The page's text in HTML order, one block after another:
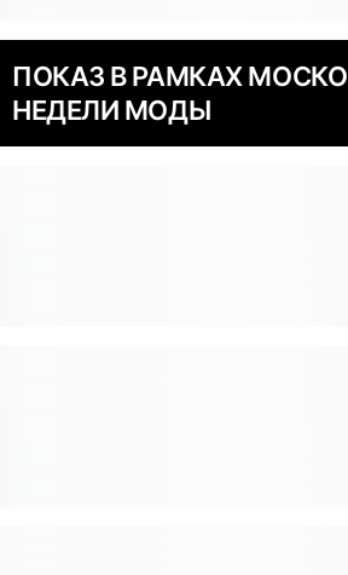
ПОКАЗ В РАМКАХ
НЕДЕЛИ МОДЫ